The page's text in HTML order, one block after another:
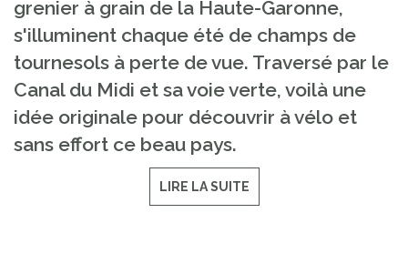
grenier à grain de la Haute-Garonne,
s'illuminent chaque été de champs de
tournesols à perte de vue. Traversé par le
Canal du Midi et sa voie verte, voilà une
idée originale pour découvrir à vélo et
sans effort ce beau pays.
LIRE LA SUITE